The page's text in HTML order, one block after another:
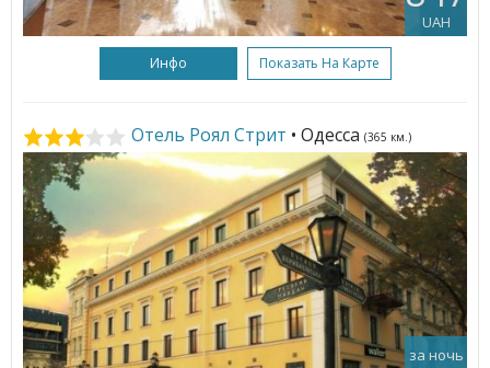
UAH
Инфо Показать На Карте
Отель Роял Стрит • Одесса (365 км.)
за ночь